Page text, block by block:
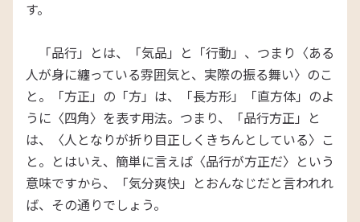
す。
「品行」とは、「気品」と「行動」、つまり〈ある
人が身に纏っている雰囲気と、実際の振る舞い〉のこ
と。「方正」の「方」は、「長方形」「直方体」のよ
うに〈四角〉を表す用法。つまり、「品行方正」と
は、〈人となりが折り目正しくきちんとしている〉こ
と。とはいえ、簡単に言えば〈品行が方正だ〉という
意味ですから、「気分爽快」とおんなじだと言われれ
ば、その通りでしょう。